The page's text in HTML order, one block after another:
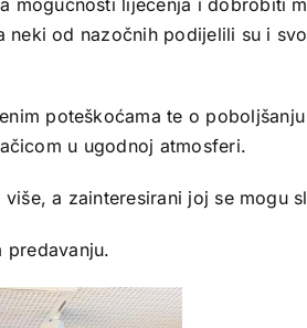
mogućnosti liječenja i dobrobiti
od nazočnih podijelili su i
poteškoćama te o
u ugodnoj atmosferi.
a zainteresirani joj se mogu
predavanju.